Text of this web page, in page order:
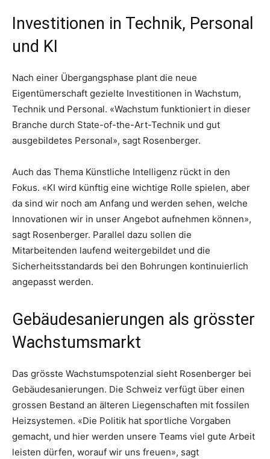
Investitionen in Technik, Personal
und KI
Nach einer Übergangsphase plant die neue
Eigentümerschaft gezielte Investitionen in Wachstum,
Technik und Personal. «Wachstum funktioniert in dieser
Branche durch State-of-the-Art-Technik und gut
ausgebildetes Personal», sagt Rosenberger.
Auch das Thema Künstliche Intelligenz rückt in den
Fokus. «KI wird künftig eine wichtige Rolle spielen, aber
da sind wir noch am Anfang und werden sehen, welche
Innovationen wir in unser Angebot aufnehmen können»,
sagt Rosenberger. Parallel dazu sollen die
Mitarbeitenden laufend weitergebildet und die
Sicherheitsstandards bei den Bohrungen kontinuierlich
angepasst werden.
Gebäudesanierungen als grösster
Wachstumsmarkt
Das grösste Wachstumspotenzial sieht Rosenberger bei
Gebäudesanierungen. Die Schweiz verfügt über einen
grossen Bestand an älteren Liegenschaften mit fossilen
Heizsystemen. «Die Politik hat sportliche Vorgaben
gemacht, und hier werden unsere Teams viel gute Arbeit
leisten dürfen, worauf wir uns freuen», sagt